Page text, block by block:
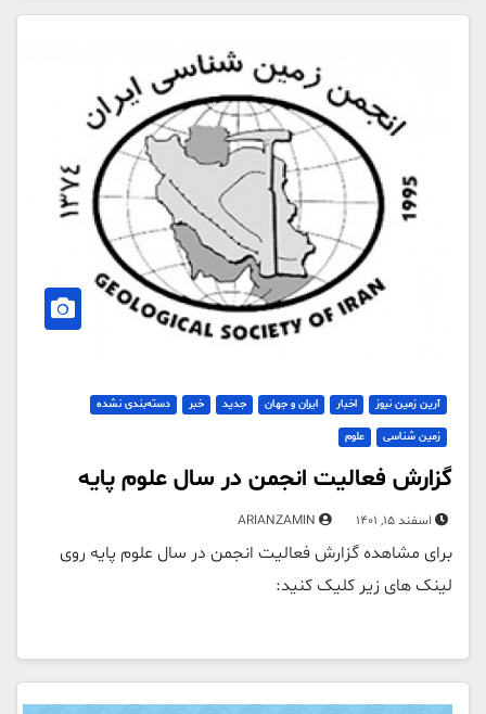
آرین زمین نیوز اخبار ایران و جهان جدید خبر دسته‌بندی نشده
زمین شناسی علوم
گزارش فعالیت انجمن در سال علوم پایه
اسفند 15, 1401
برای مشاهده گزارش فعالیت انجمن در سال علوم پایه روی
لینک های زیر کلیک کنید: